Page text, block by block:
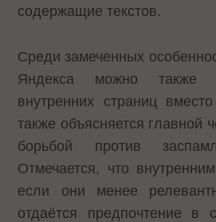
содержащие текстов.
Среди замеченных
Яндекса можно также
внутренних страниц
также объясняется главной
борьбой против
Отмечается, что
если они менее
отдаётся предпочтение в